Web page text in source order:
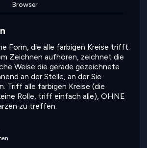
Browser
Form, die alle farbigen Kreise trifft.
Zeichnen aufhören, zeichnet die
Weise die gerade gezeichnete
an der Stelle, an der Sie
Triff alle farbigen Kreise (die
Rolle, triff einfach alle), OHNE
zu treffen.